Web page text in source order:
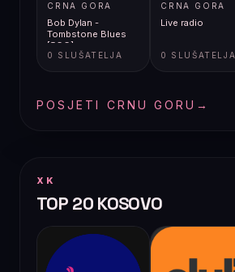
CRNA GORA
Bob Dylan -
Tombstone Blues
[5GG]
0 SLUŠATELJA
CRNA GORA
Live radio
0 SLUŠATELJA
POSJETI CRNU GORU →
XK
TOP 20 KOSOVO